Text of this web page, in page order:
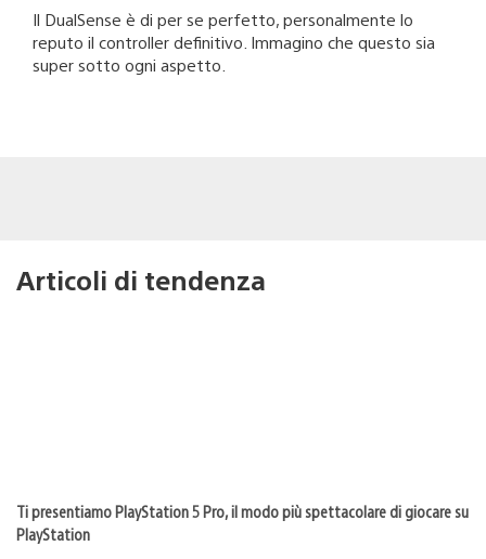
Il DualSense è di per se perfetto, personalmente lo
reputo il controller definitivo. Immagino che questo sia
super sotto ogni aspetto.
Articoli di tendenza
Ti presentiamo PlayStation 5 Pro, il modo più spettacolare di giocare su
PlayStation